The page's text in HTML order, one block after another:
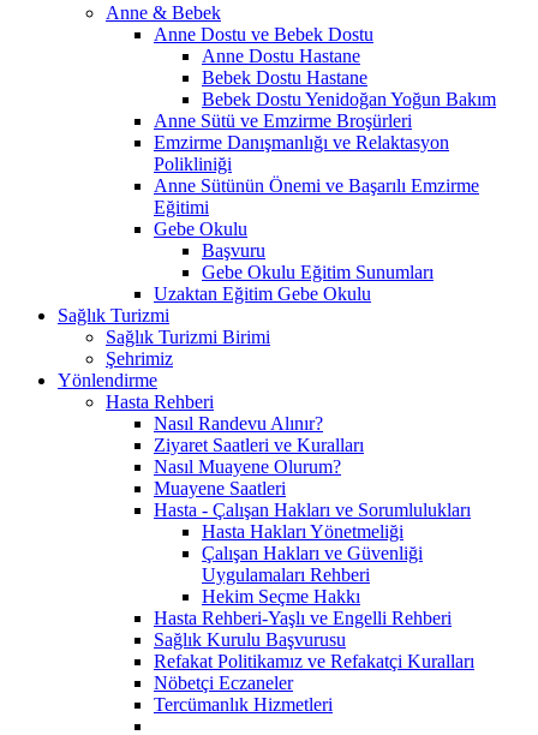
Anne & Bebek
Anne Dostu ve Bebek Dostu
Anne Dostu Hastane
Bebek Dostu Hastane
Bebek Dostu Yenidoğan Yoğun Bakım
Anne Sütü ve Emzirme Broşürleri
Emzirme Danışmanlığı ve Relaktasyon
Polikliniği
Anne Sütünün Önemi ve Başarılı Emzirme
Eğitimi
Gebe Okulu
Başvuru
Gebe Okulu Eğitim Sunumları
Uzaktan Eğitim Gebe Okulu
Sağlık Turizmi
Sağlık Turizmi Birimi
Şehrimiz
Yönlendirme
Hasta Rehberi
Nasıl Randevu Alınır?
Ziyaret Saatleri ve Kuralları
Nasıl Muayene Olurum?
Muayene Saatleri
Hasta - Çalışan Hakları ve Sorumlulukları
Hasta Hakları Yönetmeliği
Çalışan Hakları ve Güvenliği
Uygulamaları Rehberi
Hekim Seçme Hakkı
Hasta Rehberi-Yaşlı ve Engelli Rehberi
Sağlık Kurulu Başvurusu
Refakat Politikamız ve Refakatçi Kuralları
Nöbetçi Eczaneler
Tercümanlık Hizmetleri